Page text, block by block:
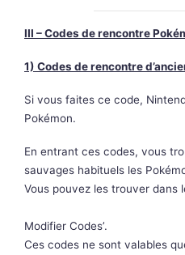
III – Codes de rencontre
1) Codes de rencontre
Si vous faites ce code,
Pokémon.
En entrant ces codes, vous
sauvages habituels les
Vous pouvez les trouver dans
Modifier Codes’.
Ces codes ne sont valables